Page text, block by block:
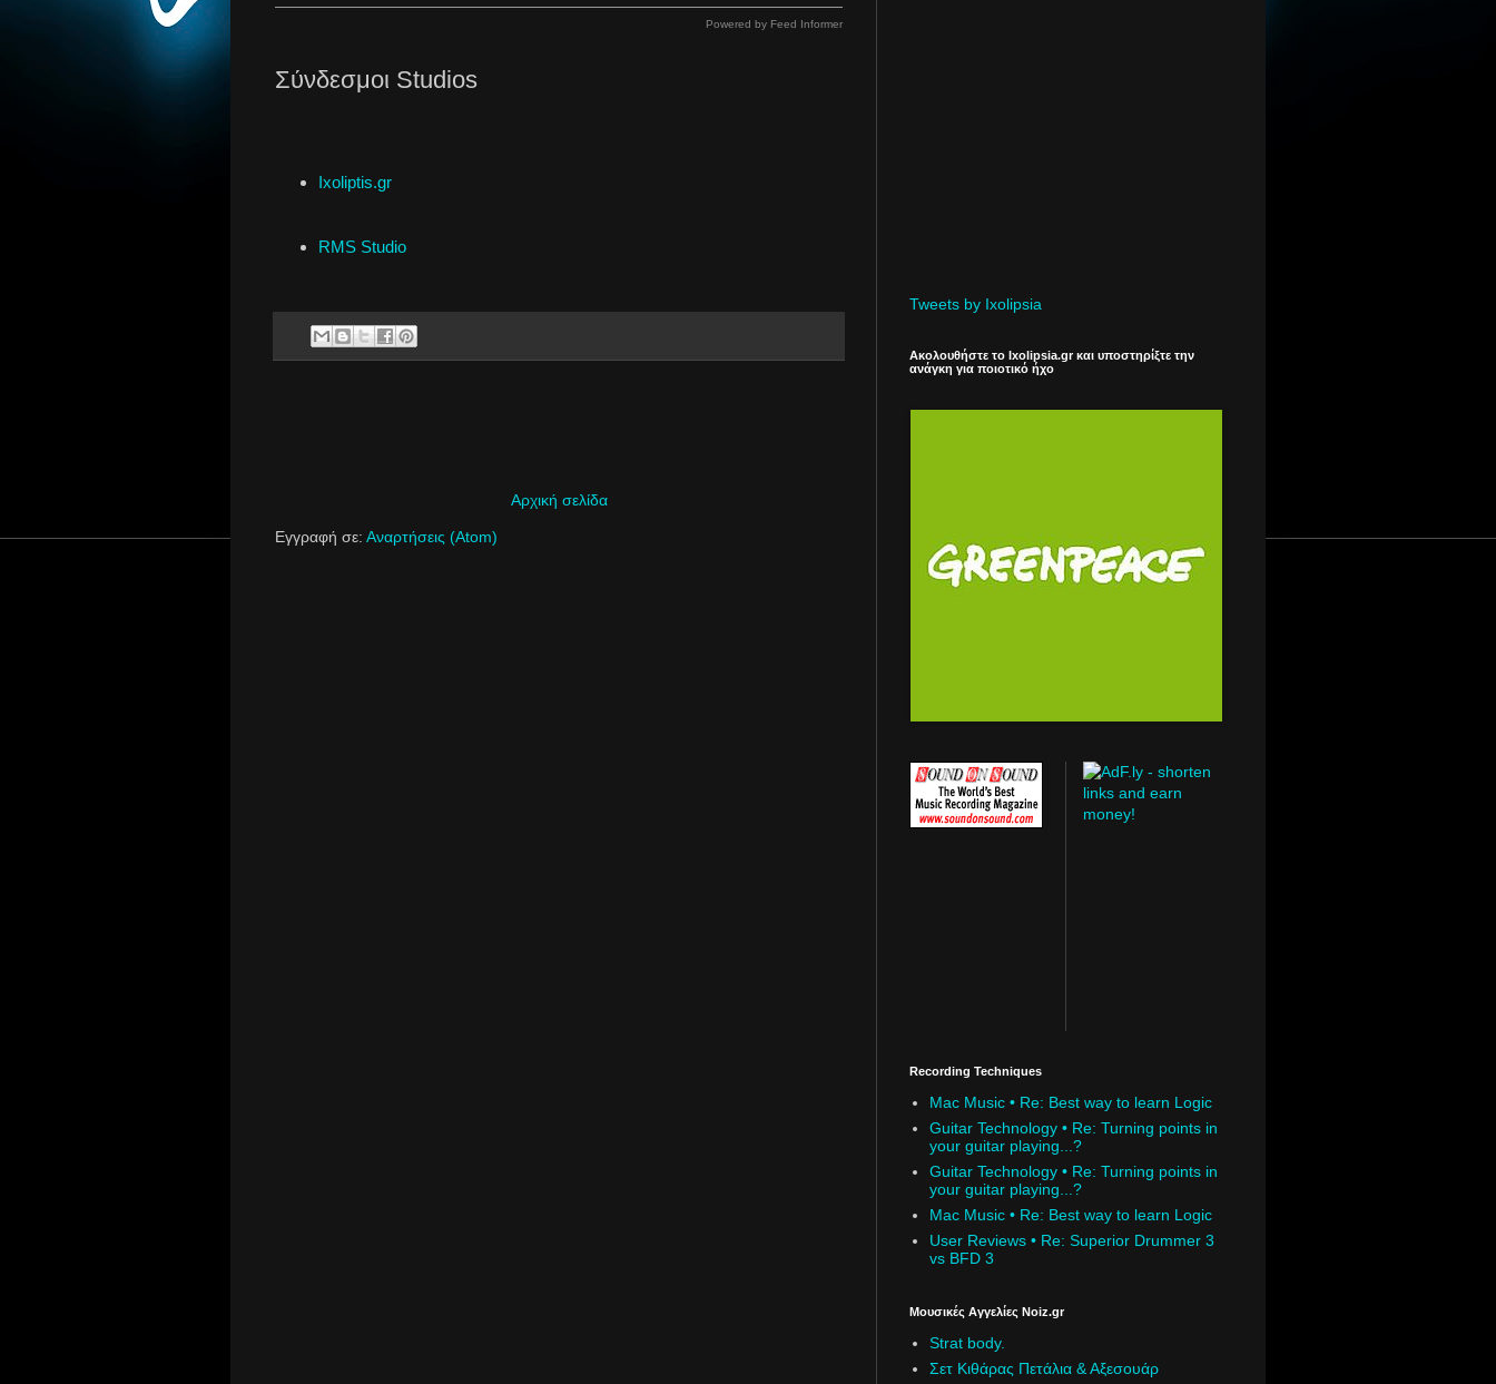
Powered by Feed Informer
Σύνδεσμοι Studios
Ixoliptis.gr
RMS Studio
Αρχική σελίδα
Εγγραφή σε: Αναρτήσεις (Atom)
Tweets by Ixolipsia
Ακολουθήστε το Ixolipsia.gr και υποστηρίξτε την
ανάγκη για ποιοτικό ήχο
Recording Techniques
Mac Music • Re: Best way to learn Logic
Guitar Technology • Re: Turning points in
your guitar playing...?
Guitar Technology • Re: Turning points in
your guitar playing...?
Mac Music • Re: Best way to learn Logic
User Reviews • Re: Superior Drummer 3
vs BFD 3
Μουσικές Αγγελίες Noiz.gr
Strat body.
Σετ Κιθάρας Πετάλια & Αξεσουάρ